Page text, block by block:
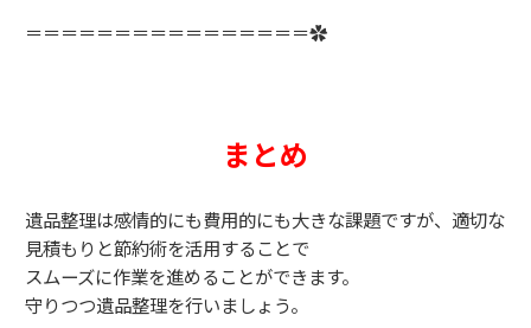
＝＝＝＝＝＝＝＝＝＝＝＝＝＝＝＝✿
まとめ
遺品整理は感情的にも費用的にも大きな課題ですが、適切な
見積もりと節約術を活用することで
スムーズに作業を進めることができます。
守りつつ遺品整理を行いましょう。